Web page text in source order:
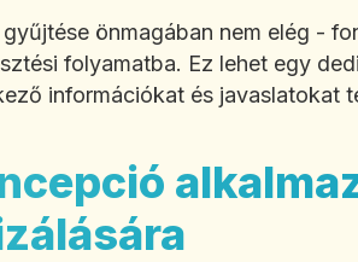
önmagában nem elég -
folyamatba. Ez lehet egy
információkat és javaslatokat